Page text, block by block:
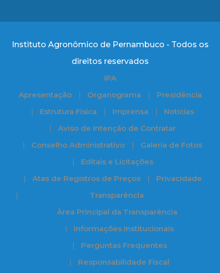
Instituto Agronômico de Pernambuco - Todos os
direitos reservados
IPA
Apresentação
Organograma
Presidência
Estrutura Física
Imprensa
Notícias
Aviso de Intenção de Contratar
Conselho Administrativo
Galeria de Fotos
Editais e Licitações
Atas de Registros de Preços
Privacidade
Transparência
Àrea Principal da Transparência
Informações Institucionais
Perguntas Frequentes
Responsabilidade Fiscal